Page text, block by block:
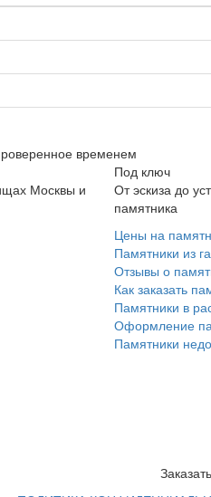
временем
Москвы и
Под ключ
От эскиза до
памятника
Цены на
Памятники из
Отзывы о
Как заказать
Памятники в
Оформление
Памятники